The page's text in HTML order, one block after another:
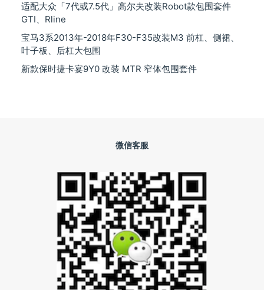
适配大众「7代或7.5代」高尔夫改装Robot款包围套件
GTI、Rline
宝马3系2013年-2018年F30-F35改装M3 前杠、侧裙、
叶子板、后杠大包围
新款保时捷卡宴9Y0 改装 MTR 窄体包围套件
微信客服